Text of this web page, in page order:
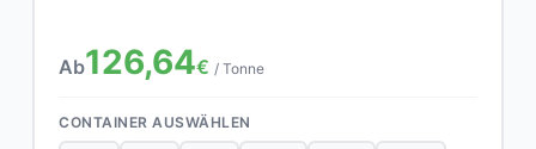
Ab126,64€ / Tonne
CONTAINER AUSWÄHLEN